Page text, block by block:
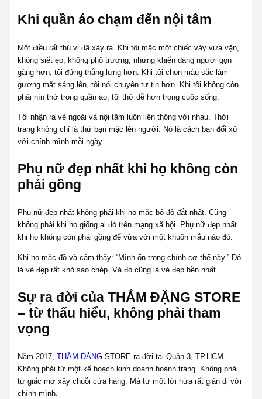
Khi quần áo chạm đến nội tâm
Một điều rất thú vị đã xảy ra. Khi tôi mặc một chiếc váy vừa vặn,
không siết eo, không phô trương, nhưng khiến dáng người gọn
gàng hơn, tôi đứng thẳng lưng hơn. Khi tôi chọn màu sắc làm
gương mặt sáng lên, tôi nói chuyện tự tin hơn. Khi tôi không còn
phải nín thở trong quần áo, tôi thở dễ hơn trong cuộc sống.
Tôi nhận ra vẻ ngoài và nội tâm luôn liên thông với nhau. Thời
trang không chỉ là thứ bạn mặc lên người. Nó là cách bạn đối xử
với chính mình mỗi ngày.
Phụ nữ đẹp nhất khi họ không còn
phải gồng
Phụ nữ đẹp nhất không phải khi họ mặc bộ đồ đắt nhất. Cũng
không phải khi họ giống ai đó trên mạng xã hội. Phụ nữ đẹp nhất
khi họ không còn phải gồng để vừa với một khuôn mẫu nào đó.
Khi họ mặc đồ và cảm thấy: “Mình ổn trong chính cơ thể này.” Đó
là vẻ đẹp rất khó sao chép. Và đó cũng là vẻ đẹp bền nhất.
Sự ra đời của THẮM ĐẶNG STORE
– từ thấu hiểu, không phải tham
vọng
Năm 2017,THẮM ĐẶNG STORE ra đời tại Quận 3, TP.HCM.
Không phải từ một kế hoạch kinh doanh hoành tráng. Không phải
từ giấc mơ xây chuỗi cửa hàng. Mà từ một lời hứa rất giản dị với
chính mình.